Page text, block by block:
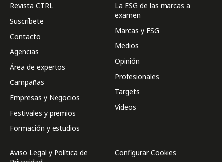
Revista CTRL
Suscríbete
Contacto
Agencias
Área de expertos
Campañas
Empresas y Negocios
Festivales y premios
Formación y estudios
La ESG de las marcas a
examen
Marcas y ESG
Medios
Opinión
Profesionales
Targets
Videos
Aviso Legal y Política de
Configurar Cookies